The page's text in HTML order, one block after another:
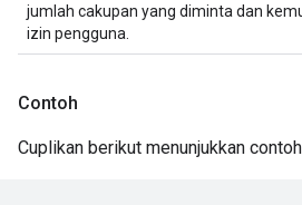
jumlah cakupan yang diminta dan
izin pengguna.
Contoh
Cuplikan berikut menunjukkan